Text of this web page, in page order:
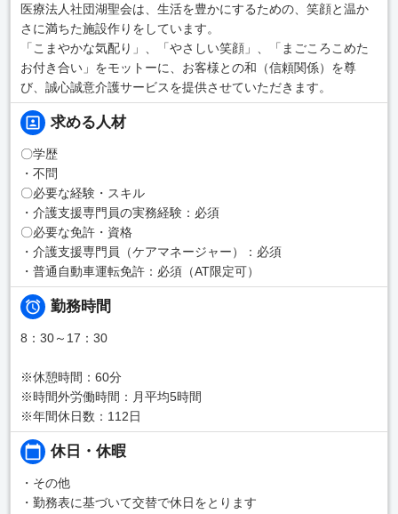
医療法人社団湖聖会は、生活を豊かにするための、笑顔と温か
さに満ちた施設作りをしています。
「こまやかな気配り」、「やさしい笑顔」、「まごころこめた
お付き合い」をモットーに、お客様との和（信頼関係）を尊
び、誠心誠意介護サービスを提供させていただきます。
求める人材
〇学歴
・不問
〇必要な経験・スキル
・介護支援専門員の実務経験：必須
〇必要な免許・資格
・介護支援専門員（ケアマネージャー）：必須
・普通自動車運転免許：必須（AT限定可）
勤務時間
8：30～17：30
※休憩時間：60分
※時間外労働時間：月平均5時間
※年間休日数：112日
休日・休暇
・その他
・勤務表に基づいて交替で休日をとります